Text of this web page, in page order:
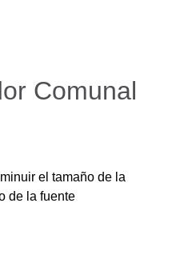
Comunal
el tamaño de la
de la fuente